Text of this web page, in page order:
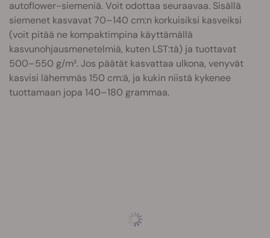
autoflower-siemeniä. Voit odottaa seuraavaa. Sisällä
siemenet kasvavat 70–140 cm:n korkuisiksi kasveiksi
(voit pitää ne kompaktimpina käyttämällä
kasvunohjausmenetelmiä, kuten LST:tä) ja tuottavat
500–550 g/m². Jos päätät kasvattaa ulkona, venyvät
kasvisi lähemmäs 150 cm:ä, ja kukin niistä kykenee
tuottamaan jopa 140–180 grammaa.